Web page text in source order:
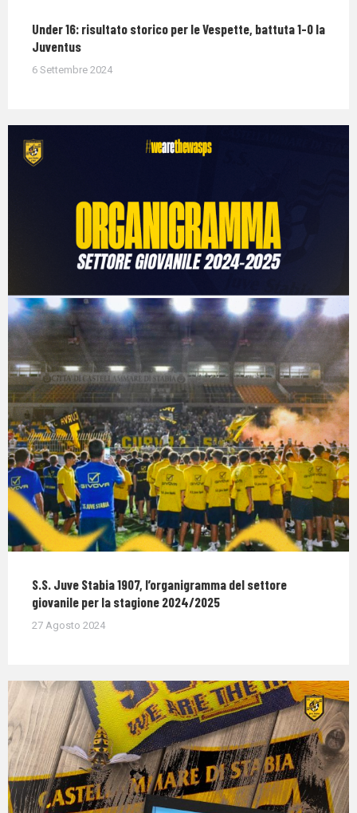
Under 16: risultato storico per le Vespette, battuta 1-0 la
Juventus
6 Settembre 2024
S.S. Juve Stabia 1907, l’organigramma del settore
giovanile per la stagione 2024/2025
27 Agosto 2024